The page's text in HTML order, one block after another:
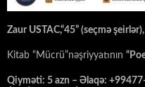
Zaur USTAC,“45” (seçmə
Kitab “Mücrü”nəşriyyatının
Qiyməti: 5 azn – Əlaqə: